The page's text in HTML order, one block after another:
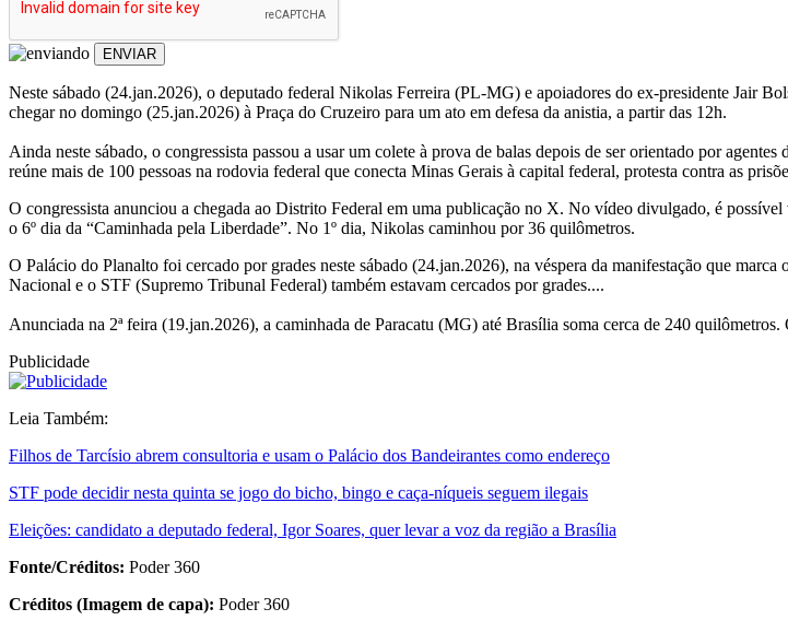
ENVIAR
Neste sábado (24.jan.2026), o deputado federal Nikolas Ferreira (PL-MG) e apoiadores do ex-presidente Jair
chegar no domingo (25.jan.2026) à Praça do Cruzeiro para um ato em defesa da anistia, a partir das 12h.
Ainda neste sábado, o congressista passou a usar um colete à prova de balas depois de ser orientado por
reúne mais de 100 pessoas na rodovia federal que conecta Minas Gerais à capital federal, protesta contra as
O congressista anunciou a chegada ao Distrito Federal em uma publicação no X. No vídeo divulgado, é
o 6º dia da “Caminhada pela Liberdade”. No 1º dia, Nikolas caminhou por 36 quilômetros.
O Palácio do Planalto foi cercado por grades neste sábado (24.jan.2026), na véspera da manifestação que
Nacional e o STF (Supremo Tribunal Federal) também estavam cercados por grades....
Anunciada na 2ª feira (19.jan.2026), a caminhada de Paracatu (MG) até Brasília soma cerca de 240
Publicidade
Leia Também:
Filhos de Tarcísio abrem consultoria e usam o Palácio dos Bandeirantes como endereço
STF pode decidir nesta quinta se jogo do bicho, bingo e caça-níqueis seguem ilegais
Eleições: candidato a deputado federal, Igor Soares, quer levar a voz da região a Brasília
Fonte/Créditos: Poder 360
Créditos (Imagem de capa): Poder 360